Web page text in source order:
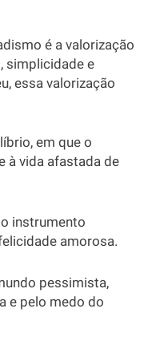
é a valorização
simplicidade e
essa valorização
em que o
à vida afastada de
instrumento
amorosa.
pessimista,
e pelo medo do